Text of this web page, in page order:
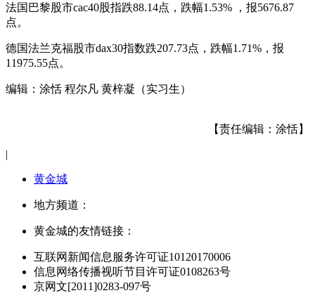
法国巴黎股市cac40股指跌88.14点，跌幅1.53% ，报5676.87
点。
德国法兰克福股市dax30指数跌207.73点，跌幅1.71%，报
11975.55点。
编辑：涂恬 程尔凡 黄梓凝（实习生）
【责任编辑：涂恬】
|
黄金城
地方频道：
黄金城的友情链接：
互联网新闻信息服务许可证10120170006
信息网络传播视听节目许可证0108263号
京网文[2011]0283-097号